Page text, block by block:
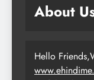
About
Hello